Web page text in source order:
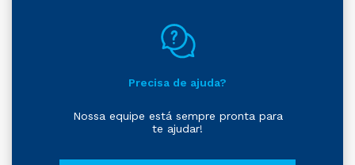
Precisa de ajuda?
Nossa equipe está sempre pronta para
te ajudar!